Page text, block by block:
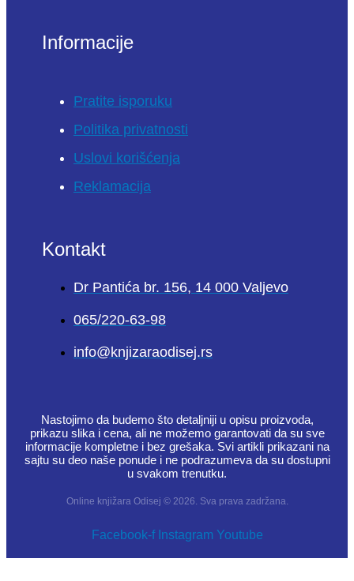
Informacije
Pratite isporuku
Politika privatnosti
Uslovi korišćenja
Reklamacija
Kontakt
Dr Pantića br. 156, 14 000 Valjevo
065/220-63-98
info@knjizaraodisej.rs
Nastojimo da budemo što detaljniji u opisu proizvoda,
prikazu slika i cena, ali ne možemo garantovati da su sve
informacije kompletne i bez grešaka. Svi artikli prikazani na
sajtu su deo naše ponude i ne podrazumeva da su dostupni
u svakom trenutku.
Online knjižara Odisej © 2026. Sva prava zadržana.
Facebook-f Instagram Youtube